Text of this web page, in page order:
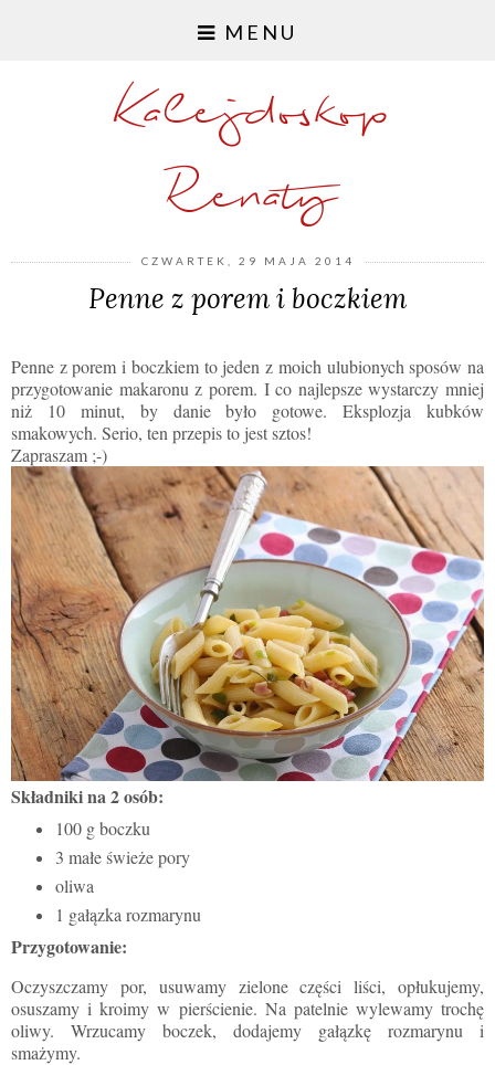
MENU
Kalejdoskop
Renaty
CZWARTEK, 29 MAJA 2014
Penne z porem i boczkiem
Penne z porem i boczkiem to jeden z moich ulubionych sposów na
przygotowanie makaronu z porem. I co najlepsze wystarczy mniej
niż 10 minut, by danie było gotowe. Eksplozja kubków
smakowych. Serio, ten przepis to jest sztos!
Zapraszam ;-)
Składniki na 2 osób:
100 g boczku
3 małe świeże pory
oliwa
1 gałązka rozmarynu
Przygotowanie:
Oczyszczamy por, usuwamy zielone części liści, opłukujemy,
osuszamy i kroimy w pierścienie. Na patelnie wylewamy trochę
oliwy. Wrzucamy boczek, dodajemy gałązkę rozmarynu i
smażymy.